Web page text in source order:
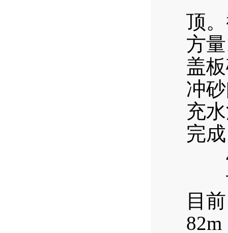
顶
方
盖
冲
充
完
4.
计
目